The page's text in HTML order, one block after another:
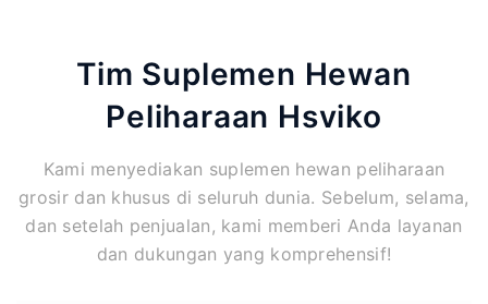
Tim Suplemen Hewan
Peliharaan Hsviko
Kami menyediakan suplemen hewan peliharaan
grosir dan khusus di seluruh dunia. Sebelum, selama,
dan setelah penjualan, kami memberi Anda layanan
dan dukungan yang komprehensif!